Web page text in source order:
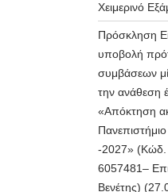
Χειμερινό
Πρόσκληση
υποβολή
συμβάσεων
την ανάθεση
«Απόκτηση
-2027»
6057481–
Βενέτης)